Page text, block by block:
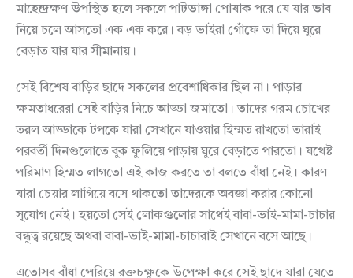
মাহেন্দ্রক্ষণ উপস্থিত হলে সকলে পাটভাঙ্গা পোষাক পরে যে যার ভাব
নিয়ে চলে আসতো এক এক করে। বড় ভাইরা গোঁফে তা দিয়ে ঘুরে
বেড়াত যার যার সীমানায়।
সেই বিশেষ বাড়ির ছাদে সকলের প্রবেশাধিকার ছিল না। পাড়ার
ক্ষমতাধরেরা সেই বাড়ির নিচে আড্ডা জমাতো। তাদের গরম চোখের
তরল আড্ডাকে টপকে যারা সেখানে যাওয়ার হিম্মত রাখতো তারাই
পরবর্তী দিনগুলোতে বুক ফুলিয়ে পাড়ায় ঘুরে বেড়াতে পারতো। যথেষ্ট
পরিমাণ হিম্মত লাগতো এই কাজ করতে তা বলতে বাঁধা নেই। কারণ
যারা চেয়ার লাগিয়ে বসে থাকতো তাদেরকে অবজ্ঞা করার কোনো
সুযোগ নেই। হয়তো সেই লোকগুলোর সাথেই বাবা-ভাই-মামা-চাচার
বন্ধুত্ব রয়েছে অথবা বাবা-ভাই-মামা-চাচারাই সেখানে বসে আছে।
এতোসব বাঁধা পেরিয়ে রক্তচক্ষুকে উপেক্ষা করে সেই ছাদে যারা যেতে